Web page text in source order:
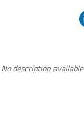
No description available